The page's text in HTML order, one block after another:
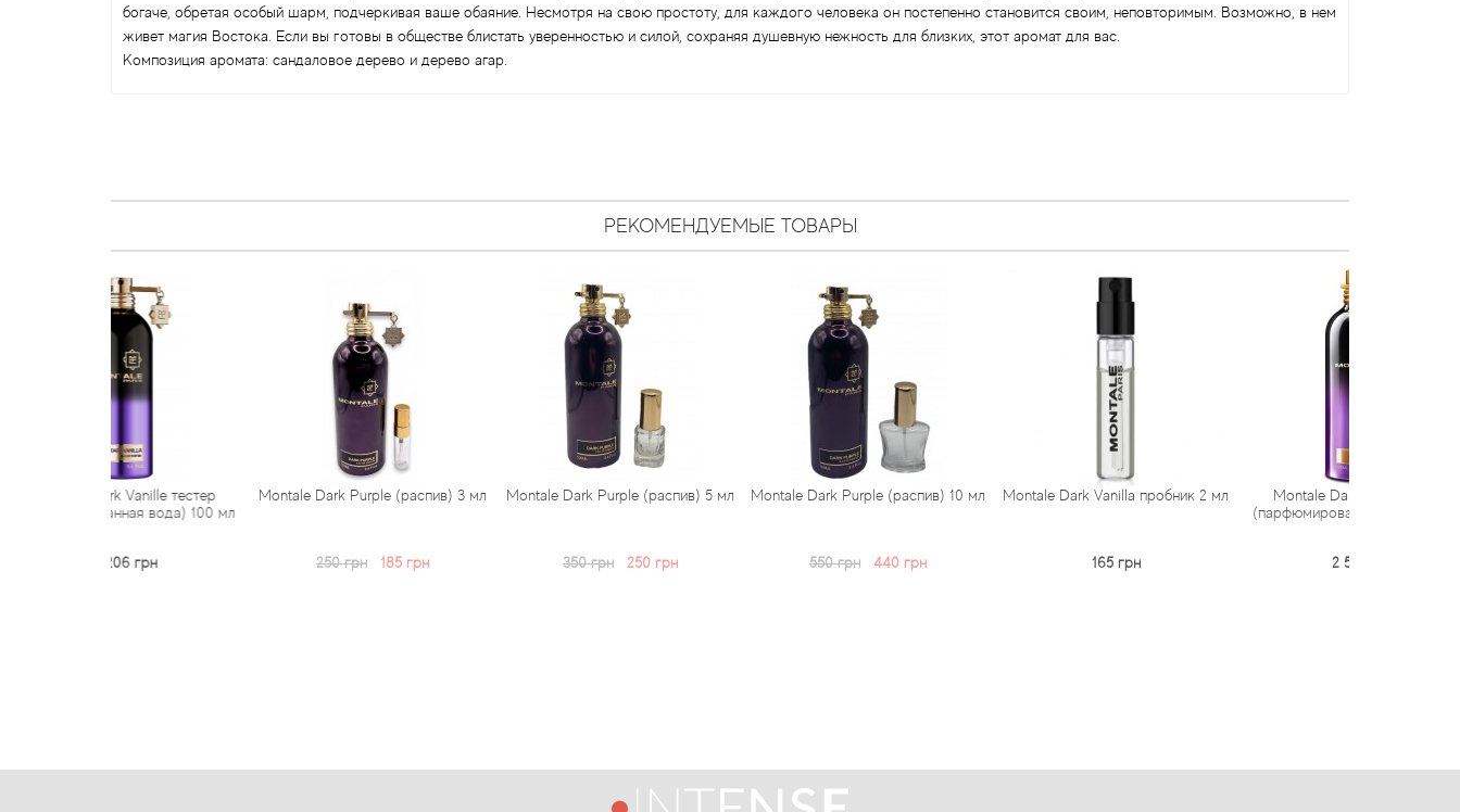
богаче, обретая особый шарм, подчеркивая ваше обаяние. Несмотря на свою простоту, для каждого человека он постепенно становится своим, неповторимым. Возможно, в нем
живет магия Востока. Если вы готовы в обществе блистать уверенностью и силой, сохраняя душевную нежность для близких, этот аромат для вас.
Композиция аромата: сандаловое дерево и дерево агар.
РЕКОМЕНДУЕМЫЕ ТОВАРЫ
Vanille тестер
вода) 100 мл
Montale Dark Purple (распив) 3 мл
185 грн
Montale Dark Purple (распив) 5 мл
250 грн
Montale Dark Purple (распив) 10 мл
440 грн
Montale Dark Vanilla пробник 2 мл
Montale Dark Vanilla тестер
(парфюмированная вода) 100 мл